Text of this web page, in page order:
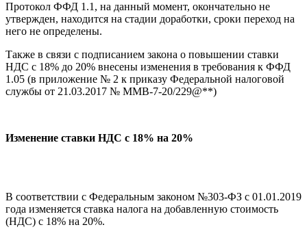
Протокол ФФД 1.1, на данный момент, окончательно не
утвержден, находится на стадии доработки, сроки переход на
него не определены.
Также в связи с подписанием закона о повышении ставки
НДС с 18% до 20% внесены изменения в требования к ФФД
1.05 (в приложение № 2 к приказу Федеральной налоговой
службы от 21.03.2017 № ММВ-7-20/229@**)
Изменение ставки НДС с 18% на 20%
В соответствии с Федеральным законом №303-ФЗ с 01.01.2019
года изменяется ставка налога на добавленную стоимость
(НДС) с 18% на 20%.